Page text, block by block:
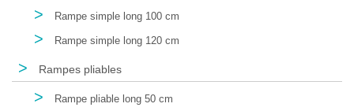
> Rampe simple long 100 cm
> Rampe simple long 120 cm
> Rampes pliables
> Rampe pliable long 50 cm